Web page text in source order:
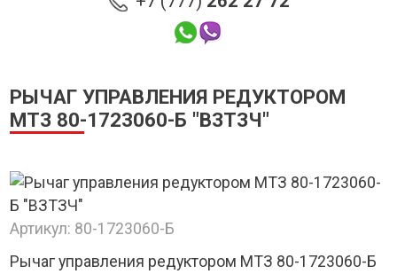
РЫЧАГ УПРАВЛЕНИЯ РЕДУКТОРОМ
МТЗ 80-1723060-Б "ВЗТЗЧ"
Артикул: 80-1723060-Б
Рычаг управления редуктором МТЗ 80-1723060-Б